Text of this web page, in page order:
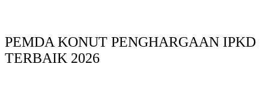
PEMDA KONUT PENGHARGAAN IPKD
TERBAIK 2026